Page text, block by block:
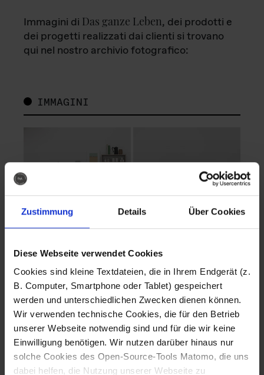
Zustimmung Details Über Cookies
Diese Webseite verwendet Cookies
Cookies sind kleine Textdateien, die in Ihrem Endgerät (z.
B. Computer, Smartphone oder Tablet) gespeichert
werden und unterschiedlichen Zwecken dienen können.
Wir verwenden technische Cookies, die für den Betrieb
unserer Webseite notwendig sind und für die wir keine
Einwilligung benötigen. Wir nutzen darüber hinaus nur
solche Cookies des Open-Source-Tools Matomo, die uns
dabei helfen, die Nutzung unserer Webseite zu
Immagini di Das ganze Leben, dei prodotti e
dei progetti realizzati dai clienti si trovano
qui nel nostro archivio fotografico:
IMMAGINI
Fotografo: Lorenz
Sternbach
Download
Fotografo: Lorenz
Sternbach
Download